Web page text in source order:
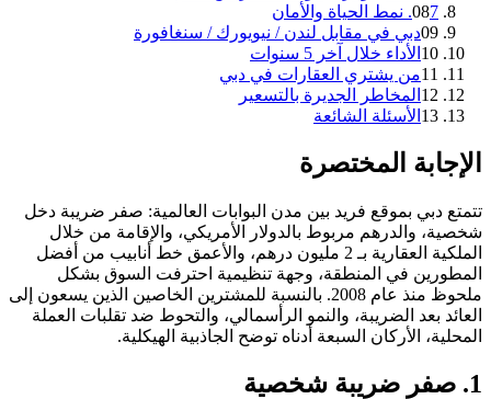
087. نمط الحياة والأمان
09دبي في مقابل لندن / نيويورك / سنغافورة
10 الأداء خلال آخر 5 سنوات
11من يشتري العقارات في دبي
12 المخاطر الجديرة بالتسعير
13 الأسئلة الشائعة
الإجابة المختصرة
تتمتع دبي بموقع فريد بين مدن البوابات العالمية: صفر ضريبة دخل
شخصية، والدرهم مربوط بالدولار الأمريكي، والإقامة من خلال
الملكية العقارية بـ 2 مليون درهم، والأعمق خط أنابيب من أفضل
المطورين في المنطقة، وجهة تنظيمية احترفت السوق بشكل
ملحوظ منذ عام 2008. بالنسبة للمشترين الخاصين الذين يسعون إلى
العائد بعد الضريبة، والنمو الرأسمالي، والتحوط ضد تقلبات العملة
المحلية، الأركان السبعة أدناه توضح الجاذبية الهيكلية.
1. صفر ضريبة شخصية